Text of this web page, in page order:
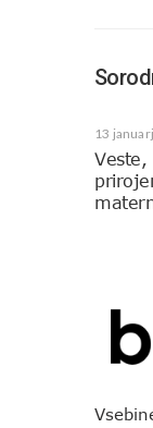
13
Veste,